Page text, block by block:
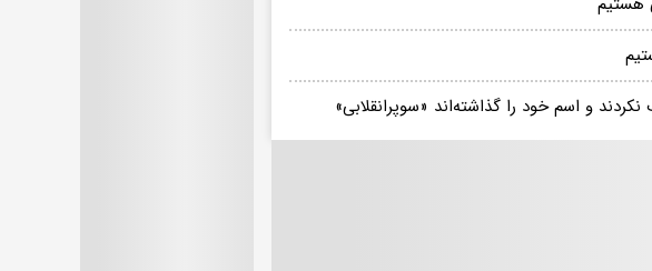
و اسم خود را گذاشته‌اند «سوپرانقلابی»